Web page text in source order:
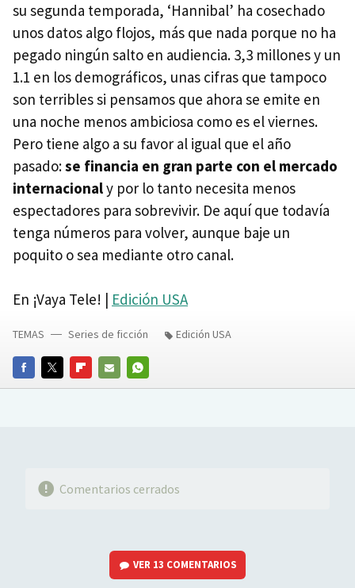
su segunda temporada, ‘Hannibal’ ha cosechado
unos datos algo flojos, más que nada porque no ha
pegado ningún salto en audiencia. 3,3 millones y un
1.1 en los demográficos, unas cifras que tampoco
son terribles si pensamos que ahora se emite en
una noche menos ambiciosa como es el viernes.
Pero tiene algo a su favor al igual que el año
pasado:se financia en gran parte con el mercado
internacionaly por lo tanto necesita menos
espectadores para sobrevivir. De aquí que todavía
tenga números para volver, aunque baje un
poquito o sea mediante otro canal.
En ¡Vaya Tele! | Edición USA
FACEBOOKTWITTERFLIPBOARD
E-
WHATSAPP
TEMAS Series de ficción Edición USA
Comentarios cerrados
VER 13 COMENTARIOS